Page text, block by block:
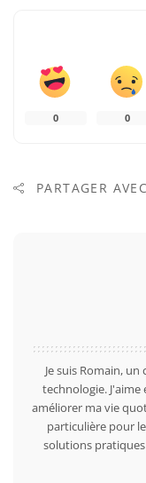
0 0
PARTAGER AVEC
Je suis Romain,
technologie.
améliorer ma vie
particulière pour
solutions